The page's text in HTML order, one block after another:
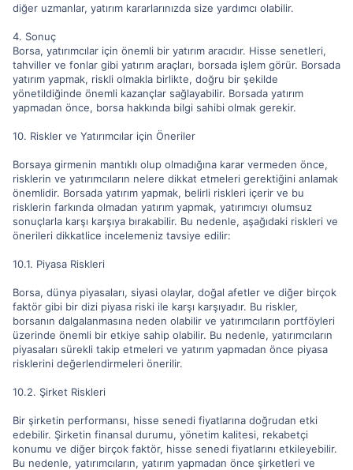
diğer uzmanlar, yatırım kararlarınızda size yardımcı olabilir.
4. Sonuç
Borsa, yatırımcılar için önemli bir yatırım aracıdır. Hisse senetleri,
tahviller ve fonlar gibi yatırım araçları, borsada işlem görür. Borsada
yatırım yapmak, riskli olmakla birlikte, doğru bir şekilde
yönetildiğinde önemli kazançlar sağlayabilir. Borsada yatırım
yapmadan önce, borsa hakkında bilgi sahibi olmak gerekir.
10. Riskler ve Yatırımcılar için Öneriler
Borsaya girmenin mantıklı olup olmadığına karar vermeden önce,
risklerin ve yatırımcıların nelere dikkat etmeleri gerektiğini anlamak
önemlidir. Borsada yatırım yapmak, belirli riskleri içerir ve bu
risklerin farkında olmadan yatırım yapmak, yatırımcıyı olumsuz
sonuçlarla karşı karşıya bırakabilir. Bu nedenle, aşağıdaki riskleri ve
önerileri dikkatlice incelemeniz tavsiye edilir:
10.1. Piyasa Riskleri
Borsa, dünya piyasaları, siyasi olaylar, doğal afetler ve diğer birçok
faktör gibi bir dizi piyasa riski ile karşı karşıyadır. Bu riskler,
borsanın dalgalanmasına neden olabilir ve yatırımcıların portföyleri
üzerinde önemli bir etkiye sahip olabilir. Bu nedenle, yatırımcıların
piyasaları sürekli takip etmeleri ve yatırım yapmadan önce piyasa
risklerini değerlendirmeleri önerilir.
10.2. Şirket Riskleri
Bir şirketin performansı, hisse senedi fiyatlarına doğrudan etki
edebilir. Şirketin finansal durumu, yönetim kalitesi, rekabetçi
konumu ve diğer birçok faktör, hisse senedi fiyatlarını etkileyebilir.
Bu nedenle, yatırımcıların, yatırım yapmadan önce şirketleri ve